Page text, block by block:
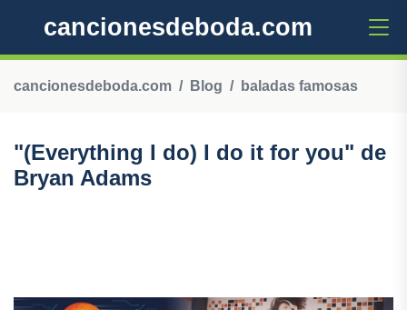
cancionesdeboda.com
cancionesdeboda.com Blog baladas famosas
"(Everything I do) I do it for you" de
Bryan Adams